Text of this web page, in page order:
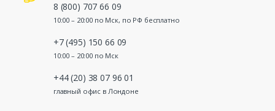
8 (800) 707 66 09
10:00 – 20:00 по Мск, по РФ бесплатно
+7 (495) 150 66 09
10:00 – 20:00 по Мск
+44 (20) 38 07 96 01
главный офис в Лондоне